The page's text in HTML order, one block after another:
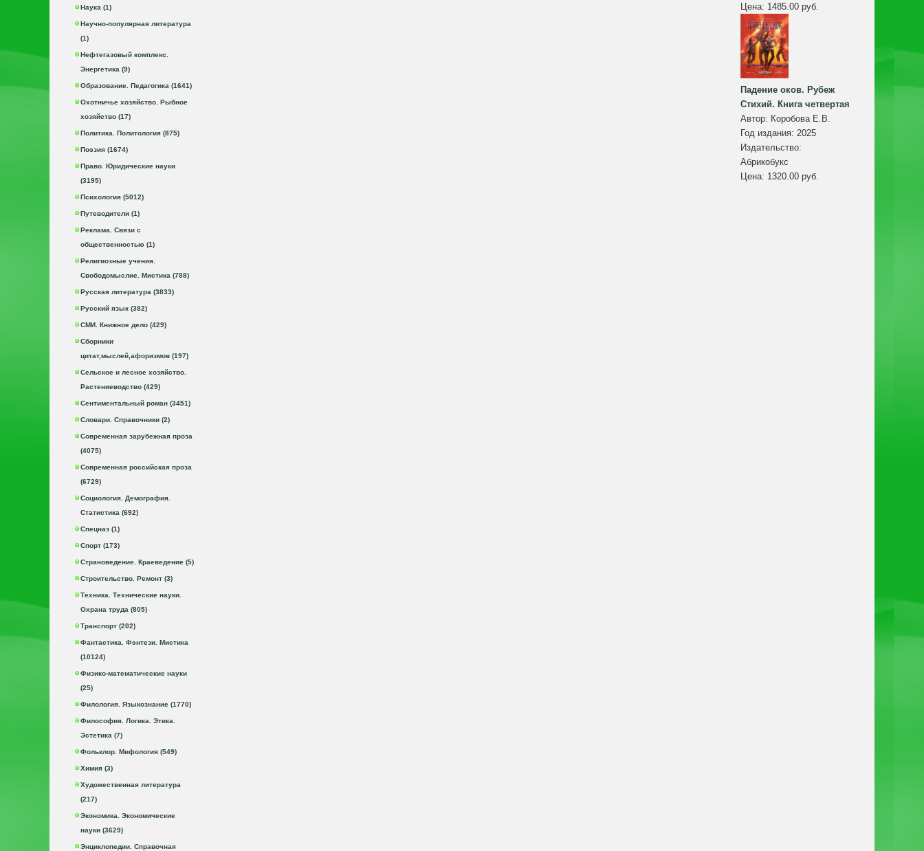
Наука (1)
Научно-популярная литература
(1)
Нефтегазовый комплекс.
Энергетика (9)
Образование. Педагогика (1641)
Охотничье хозяйство. Рыбное
хозяйство (17)
Политика. Политология (875)
Поэзия (1674)
Право. Юридические науки
(3195)
Психология (5012)
Путеводители (1)
Реклама. Связи с
общественностью (1)
Религиозные учения.
Свободомыслие. Мистика (788)
Русская литература (3833)
Русский язык (382)
СМИ. Книжное дело (429)
Сборники
цитат,мыслей,афоризмов (197)
Сельское и лесное хозяйство.
Растениеводство (429)
Сентиментальный роман (3451)
Словари. Справочники (2)
Современная зарубежная проза
(4075)
Современная российская проза
(6729)
Социология. Демография.
Статистика (692)
Спецназ (1)
Спорт (173)
Страноведение. Краеведение (5)
Строительство. Ремонт (3)
Техника. Технические науки.
Охрана труда (805)
Транспорт (202)
Фантастика. Фэнтези. Мистика
(10124)
Физико-математические науки
(25)
Филология. Языкознание (1770)
Философия. Логика. Этика.
Эстетика (7)
Фольклор. Мифология (549)
Химия (3)
Художественная литература
(217)
Экономика. Экономические
науки (3629)
Энциклопедии. Справочная
Цена: 1485.00 руб.
Падение оков. Рубеж
Стихий. Книга четвертая
Автор: Коробова Е.В.
Год издания: 2025
Издательство:
Абрикобукс
Цена: 1320.00 руб.